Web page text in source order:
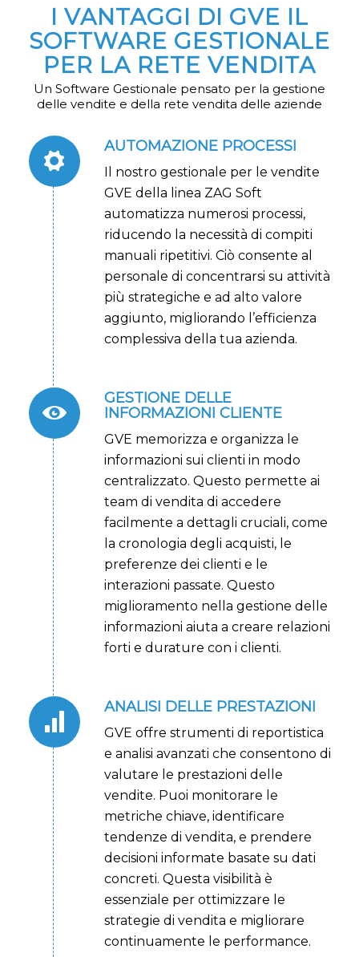
I VANTAGGI DI GVE IL
SOFTWARE GESTIONALE
PER LA RETE VENDITA
Un Software Gestionale pensato per la gestione
delle vendite e della rete vendita delle aziende
AUTOMAZIONE PROCESSI
Il nostro gestionale per le vendite
GVE della linea ZAG Soft
automatizza numerosi processi,
riducendo la necessità di compiti
manuali ripetitivi. Ciò consente al
personale di concentrarsi su attività
più strategiche e ad alto valore
aggiunto, migliorando l’efficienza
complessiva della tua azienda.
GESTIONE DELLE
INFORMAZIONI CLIENTE
GVE memorizza e organizza le
informazioni sui clienti in modo
centralizzato. Questo permette ai
team di vendita di accedere
facilmente a dettagli cruciali, come
la cronologia degli acquisti, le
preferenze dei clienti e le
interazioni passate. Questo
miglioramento nella gestione delle
informazioni aiuta a creare relazioni
forti e durature con i clienti.
ANALISI DELLE PRESTAZIONI
GVE offre strumenti di reportistica
e analisi avanzati che consentono di
valutare le prestazioni delle
vendite. Puoi monitorare le
metriche chiave, identificare
tendenze di vendita, e prendere
decisioni informate basate su dati
concreti. Questa visibilità è
essenziale per ottimizzare le
strategie di vendita e migliorare
continuamente le performance.